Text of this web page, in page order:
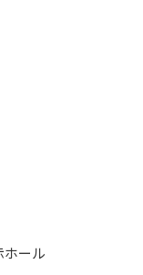
ホール